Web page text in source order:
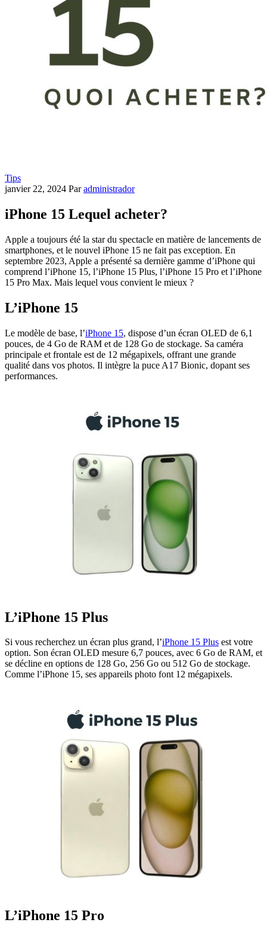
Tips
janvier 22, 2024 Paradministrador
iPhone 15 Lequel acheter?
Apple a toujours été la star du spectacle en matière de lancements de
smartphones, et le nouvel iPhone 15 ne fait pas exception. En
septembre 2023, Apple a présenté sa dernière gamme d’iPhone qui
comprend l’iPhone 15, l’iPhone 15 Plus, l’iPhone 15 Pro et l’iPhone
15 Pro Max. Mais lequel vous convient le mieux ?
L’iPhone 15
Le modèle de base, l’iPhone 15, dispose d’un écran OLED de 6,1
pouces, de 4 Go de RAM et de 128 Go de stockage. Sa caméra
principale et frontale est de 12 mégapixels, offrant une grande
qualité dans vos photos. Il intègre la puce A17 Bionic, dopant ses
performances.
L’iPhone 15 Plus
Si vous recherchez un écran plus grand, l’iPhone 15 Plus est votre
option. Son écran OLED mesure 6,7 pouces, avec 6 Go de RAM, et
se décline en options de 128 Go, 256 Go ou 512 Go de stockage.
Comme l’iPhone 15, ses appareils photo font 12 mégapixels.
L’iPhone 15 Pro